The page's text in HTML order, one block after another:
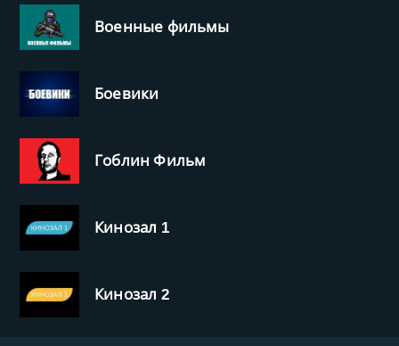
Военные фильмы
Боевики
Гоблин Фильм
Кинозал 1
Кинозал 2